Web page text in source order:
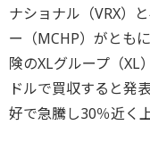
ナショナル（VRX）
ー（MCHP）がとも
険のXLグループ（XL
ドルで買収すると発
好で急騰し30％近く